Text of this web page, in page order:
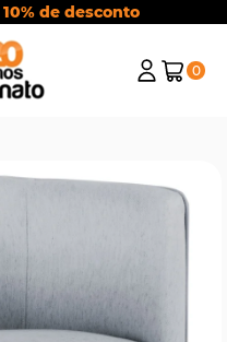
10% de desconto
0